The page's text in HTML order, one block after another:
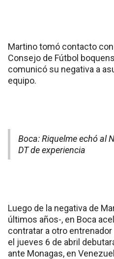
Martino tomó contacto
Consejo de Fútbol
comunicó su negativa a
equipo.
Boca: Riquelme echó al
DT de experiencia
Luego de la negativa de
últimos años-, en Boca
contratar a otro
el jueves 6 de abril
ante Monagas, en